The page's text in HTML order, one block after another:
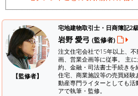
【監修者】
宅地建物取引士・日商簿記2級
岩野 愛弓 (監修者)
注文住宅会社で15年以上、
画、営業企画等に従事。 主
約、金融・司法書士手続きを
住宅、商業施設等の売買経
動産専門ライターとしても活
アで執筆・監修。